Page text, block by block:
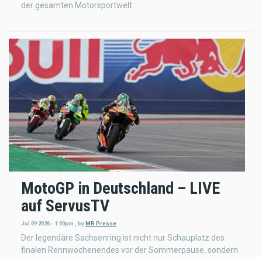
der gesamten Motorsportwelt.
MotoGP in Deutschland – LIVE
auf ServusTV
Jul 09 2026 - 1:00pm byMR Presse
Der legendäre Sachsenring ist nicht nur Schauplatz des
finalen Rennwochenendes vor der Sommerpause, sondern